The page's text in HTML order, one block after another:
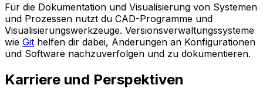
Für die Dokumentation und Visualisierung von Systemen
und Prozessen nutzt du CAD-Programme und
Visualisierungswerkzeuge. Versionsverwaltungssysteme
wie Git helfen dir dabei, Änderungen an Konfigurationen
und Software nachzuverfolgen und zu dokumentieren.
Karriere und Perspektiven